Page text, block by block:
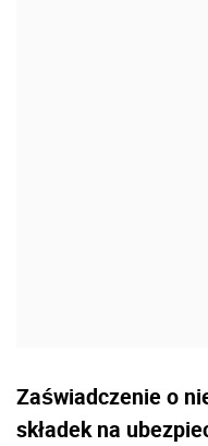
Zaświadczenie o
składek na